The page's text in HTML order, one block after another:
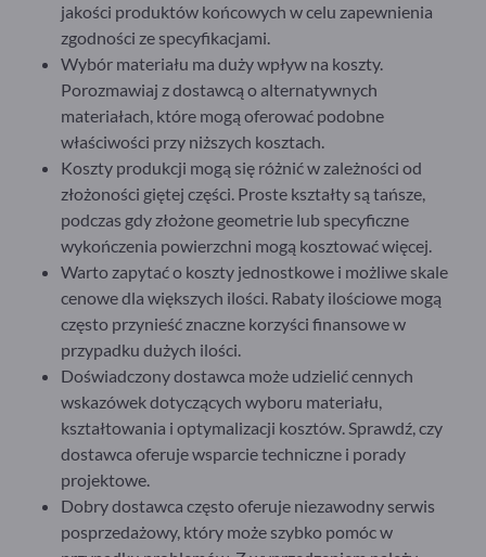
jakości produktów końcowych w celu zapewnienia
zgodności ze specyfikacjami.
Wybór materiału ma duży wpływ na koszty.
Porozmawiaj z dostawcą o alternatywnych
materiałach, które mogą oferować podobne
właściwości przy niższych kosztach.
Koszty produkcji mogą się różnić w zależności od
złożoności giętej części. Proste kształty są tańsze,
podczas gdy złożone geometrie lub specyficzne
wykończenia powierzchni mogą kosztować więcej.
Warto zapytać o koszty jednostkowe i możliwe skale
cenowe dla większych ilości. Rabaty ilościowe mogą
często przynieść znaczne korzyści finansowe w
przypadku dużych ilości.
Doświadczony dostawca może udzielić cennych
wskazówek dotyczących wyboru materiału,
kształtowania i optymalizacji kosztów. Sprawdź, czy
dostawca oferuje wsparcie techniczne i porady
projektowe.
Dobry dostawca często oferuje niezawodny serwis
posprzedażowy, który może szybko pomóc w